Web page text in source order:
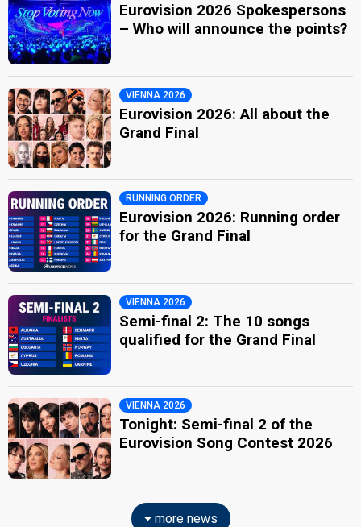
Eurovision 2026 Spokespersons
– Who will announce the points?
VIENNA 2026
Eurovision 2026: All about the
Grand Final
RUNNING ORDER
Eurovision 2026: Running order
for the Grand Final
VIENNA 2026
Semi-final 2: The 10 songs
qualified for the Grand Final
VIENNA 2026
Tonight: Semi-final 2 of the
Eurovision Song Contest 2026
more news